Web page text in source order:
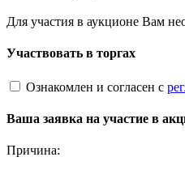
Для участия в аукционе Вам
Участвовать в торгах
Ознакомлен и согласен с
Ваша заявка на участие в
Причина: